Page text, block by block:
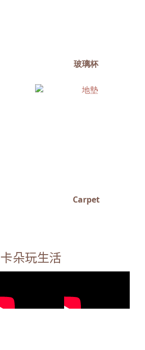
玻璃杯
Carpet
卡朵玩生活